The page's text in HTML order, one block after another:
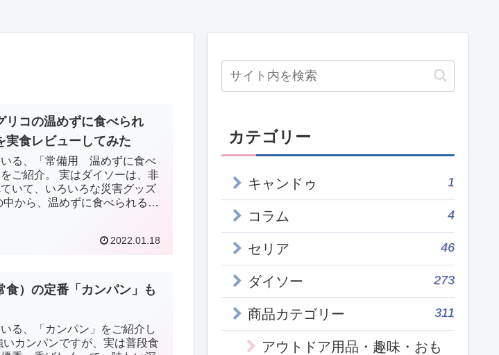
リコの温めずに食べられ
食レビューしてみた
る、「常備用 温めずに食べ
紹介。 実はダイソーは、非
いて、いろいろな災害グッズ
から、温めずに食べられるカ
2022.01.18
食）の定番「カンパン」も
る、「カンパン」をご紹介し
カンパンですが、実は普段食
カテゴリー
キャンドゥ 1
コラム 4
セリア 46
ダイソー 273
商品カテゴリー 311
アウトドア用品・趣味・おも